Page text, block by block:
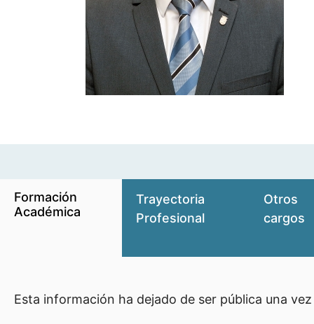
Formación
Académica
Trayectoria
Profesional
Otros
cargos
Esta información ha dejado de ser pública una